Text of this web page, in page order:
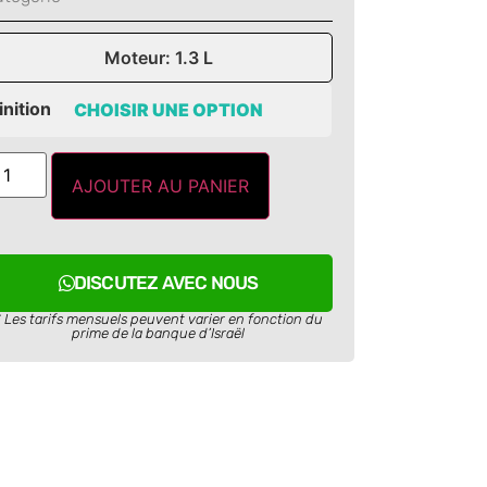
Moteur: 1.3 L
AJOUTER AU PANIER
DISCUTEZ AVEC NOUS
Les tarifs mensuels peuvent varier en fonction du
prime de la banque d’Israël